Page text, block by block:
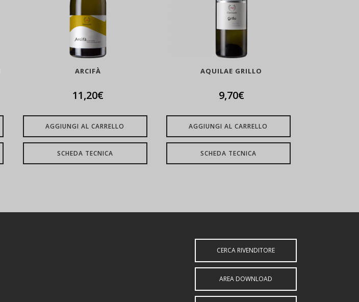
ARCIFÀ
11,20€
AGGIUNGI AL CARRELLO
SCHEDA TECNICA
AQUILAE GRILLO
9,70€
AGGIUNGI AL CARRELLO
SCHEDA TECNICA
CERCA RIVENDITORE
AREA DOWNLOAD